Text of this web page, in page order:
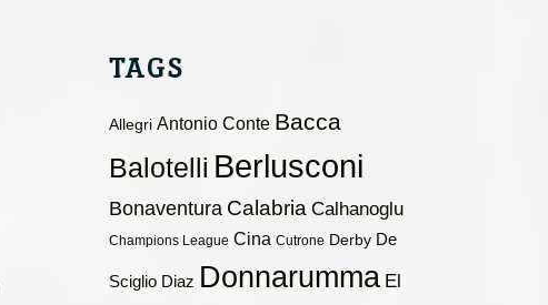
TAGS
Allegri Antonio Conte Bacca
Balotelli Berlusconi
Bonaventura Calabria Calhanoglu
Champions League Cina Cutrone Derby De
Sciglio Diaz Donnarumma El